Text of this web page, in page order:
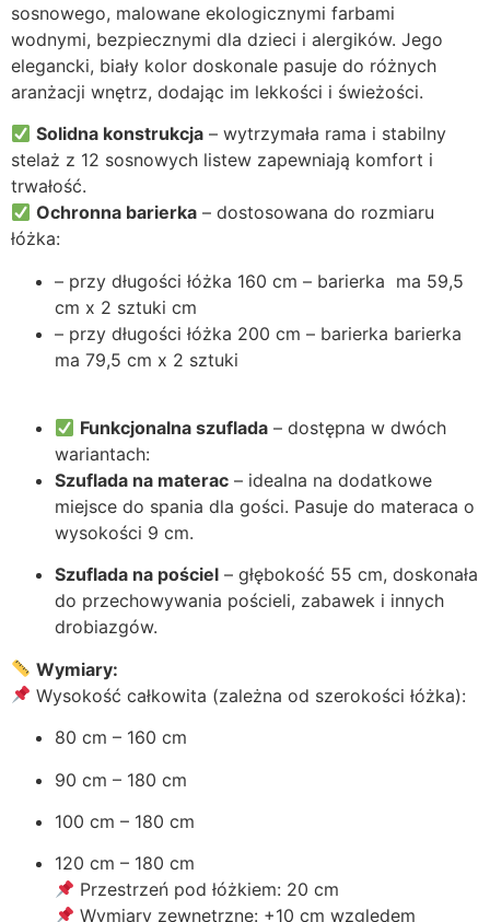
sosnowego, malowane ekologicznymi farbami
wodnymi, bezpiecznymi dla dzieci i alergików. Jego
elegancki, biały kolor doskonale pasuje do różnych
aranżacji wnętrz, dodając im lekkości i świeżości.
Solidna konstrukcja – wytrzymała rama i stabilny
stelaż z 12 sosnowych listew zapewniają komfort i
trwałość.
Ochronna barierka – dostosowana do rozmiaru
łóżka:
– przy długości łóżka 160 cm – barierka ma 59,5
cm x 2 sztuki cm
– przy długości łóżka 200 cm – barierka barierka
ma 79,5 cm x 2 sztuki
Funkcjonalna szuflada – dostępna w dwóch
wariantach:
Szuflada na materac – idealna na dodatkowe
miejsce do spania dla gości. Pasuje do materaca o
wysokości 9 cm.
Szuflada na pościel – głębokość 55 cm, doskonała
do przechowywania pościeli, zabawek i innych
drobiazgów.
Wymiary:
Wysokość całkowita (zależna od szerokości łóżka):
80 cm – 160 cm
90 cm – 180 cm
100 cm – 180 cm
120 cm – 180 cm
Przestrzeń pod łóżkiem: 20 cm
Wymiary zewnętrzne: +10 cm względem